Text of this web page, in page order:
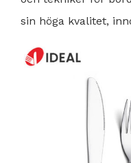
sin höga kvalitet,